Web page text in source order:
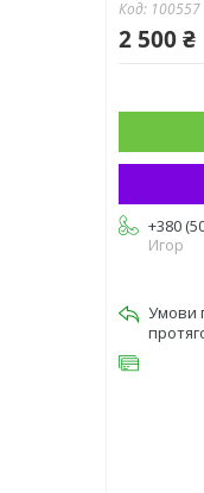
Код: 100557
2 500 ₴
+380
Игор